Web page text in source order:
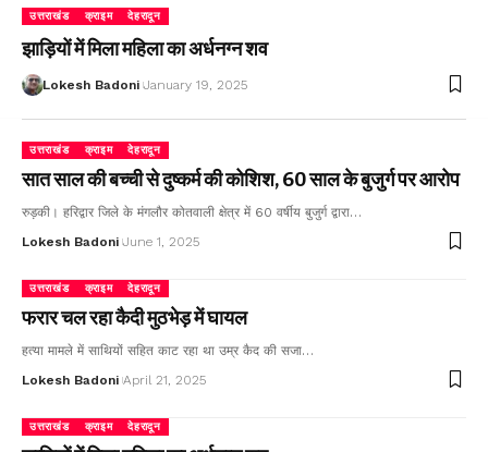
उत्तराखंड क्राइम देहरादून
झाड़ियों में मिला महिला का अर्धनग्न शव
Lokesh Badoni January 19, 2025
उत्तराखंड क्राइम देहरादून
सात साल की बच्ची से दुष्कर्म की कोशिश, 60 साल के बुजुर्ग पर आरोप
रुड़की। हरिद्वार जिले के मंगलौर कोतवाली क्षेत्र में 60 वर्षीय बुजुर्ग द्वारा…
Lokesh Badoni June 1, 2025
उत्तराखंड क्राइम देहरादून
फरार चल रहा कैदी मुठभेड़ में घायल
हत्या मामले में साथियों सहित काट रहा था उम्र कैद की सजा…
Lokesh Badoni April 21, 2025
उत्तराखंड क्राइम देहरादून